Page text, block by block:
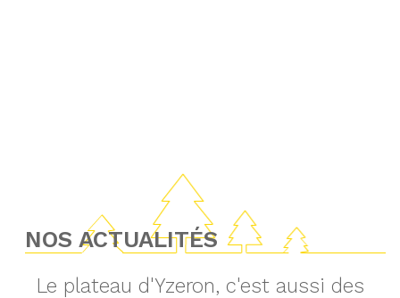
NOS ACTUALITÉS
Le plateau d'Yzeron, c'est aussi des